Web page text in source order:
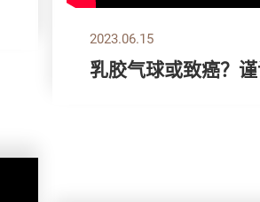
2023.06.15
乳胶气球或致癌？谨